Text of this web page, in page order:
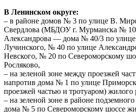
В Ленинском округе:
– в районе домов № 3 по улице В.
Свердлова (МБДОУ г. Мурманска №
Александрова — дома № 40/3 по
Лучинского, № 40 по улице
Невского, № 20 по Североморскому
Росляково,
– на зеленой зоне между проезжей
напротив дома № 1 по улице
проезжей частью и тротуаром) жилого
– на зеленой зоне в районе
дома № 5 по Североморскому шоссе